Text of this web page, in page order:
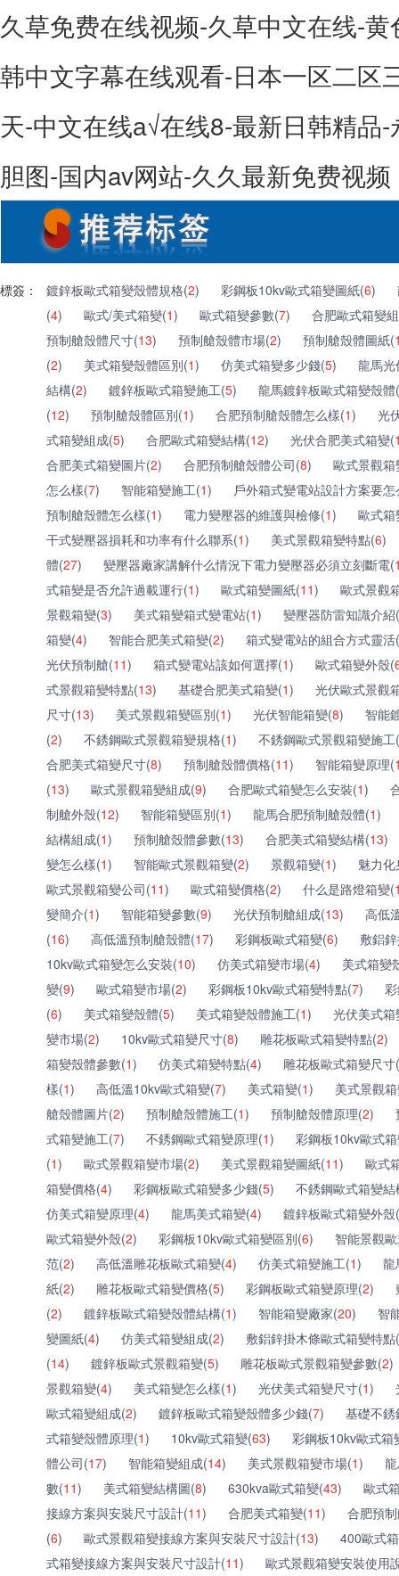
久草免费在线视频-久草中文在线-
韩中文字幕在线观看-日本一区二区
天-中文在线а√在线8-最新日韩精
胆图-国内av网站-久久最新免费视频
標簽： 鍍鋅板歐式箱變殼體規格(2) 彩鋼板10kv歐式箱變圖紙(6)
(4) 歐式/美式箱變(1) 歐式箱變參數(7)
合肥歐式箱變
預制艙殼體尺寸(13) 預制艙殼體市場(2) 預制艙殼體圖紙(
(2) 美式箱變殼體區別(1) 仿美式箱變多少錢(5)
龍馬
結構(2) 鍍鋅板歐式箱變施工(5)
龍馬鍍鋅板歐式箱變殼體(
(12) 預制艙殼體區別(1) 合肥預制艙殼體怎么樣(1)
光
式箱變組成(5) 合肥歐式箱變結構(12) 光伏合肥美式箱變(
合肥美式箱變圖片(2) 合肥預制艙殼體公司(8)
歐式景觀
怎么樣(7) 智能箱變施工(1)
戶外箱式變電站設計方案要
預制艙殼體怎么樣(1) 電力變壓器的維護與檢修(1)
歐式
干式變壓器損耗和功率有什么聯系(1) 美式景觀箱變特點(6)
體(27) 變壓器廠家講解什么情況下電力變壓器必須立刻斷電(
式箱變是否允許過載運行(1) 歐式箱變圖紙(11)
歐式景觀
景觀箱變(3) 美式箱變箱式變電站(1)
變壓器防雷知識介紹(
箱變(4) 智能合肥美式箱變(2)
箱式變電站的組合方式靈活(
光伏預制艙(11) 箱式變電站該如何選擇(1) 歐式箱變外殼(
式景觀箱變特點(13) 基礎合肥美式箱變(1)
光伏歐式景觀
尺寸(13) 美式景觀箱變區別(1) 光伏智能箱變(8)
智能
(2) 不銹鋼歐式景觀箱變規格(1)
不銹鋼歐式景觀箱變施工(
合肥美式箱變尺寸(8) 預制艙殼體價格(11) 智能箱變原理(
(13) 歐式景觀箱變組成(9) 合肥歐式箱變怎么安裝(1)
制艙外殼(12) 智能箱變區別(1) 龍馬合肥預制艙殼體(1)
結構組成(1) 預制艙殼體參數(13) 合肥美式箱變結構(13)
變怎么樣(1) 智能歐式景觀箱變(2) 景觀箱變(1)
魅力
歐式景觀箱變公司(11) 歐式箱變價格(2) 什么是路燈箱變(
變簡介(1) 智能箱變參數(9) 光伏預制艙組成(13)
高低
(16) 高低溫預制艙殼體(17) 彩鋼板歐式箱變(6)
敷鋁
10kv歐式箱變怎么安裝(10) 仿美式箱變市場(4)
美式箱變
變(9) 歐式箱變市場(2) 彩鋼板10kv歐式箱變特點(7)
(6) 美式箱變殼體(5) 美式箱變殼體施工(1)
光伏美式
變市場(2) 10kv歐式箱變尺寸(8) 雕花板歐式箱變特點(2)
箱變殼體參數(1) 仿美式箱變特點(4)
雕花板歐式箱變尺寸(
樣(1) 高低溫10kv歐式箱變(7) 美式箱變(1)
美式景觀
艙殼體圖片(2) 預制艙殼體施工(1) 預制艙殼體原理(2)
式箱變施工(7) 不銹鋼歐式箱變原理(1)
彩鋼板10kv歐式
(1) 歐式景觀箱變市場(2) 美式景觀箱變圖紙(11)
歐式
箱變價格(4) 彩鋼板歐式箱變多少錢(5)
不銹鋼歐式箱變結
仿美式箱變原理(4) 龍馬美式箱變(4)
鍍鋅板歐式箱變外殼(
歐式箱變外殼(2) 彩鋼板10kv歐式箱變區別(6)
智能景觀
范(2) 高低溫雕花板歐式箱變(4) 仿美式箱變施工(1)
龍
紙(2) 雕花板歐式箱變價格(5) 彩鋼板歐式箱變原理(2)
(2) 鍍鋅板歐式箱變殼體結構(1) 智能箱變廠家(20)
智
變圖紙(4) 仿美式箱變組成(2)
敷鋁鋅掛木條歐式箱變特點(
(14) 鍍鋅板歐式景觀箱變(5) 雕花板歐式景觀箱變參數(2)
景觀箱變(4) 美式箱變怎么樣(1) 光伏美式箱變尺寸(1)
歐式箱變組成(2) 鍍鋅板歐式箱變殼體多少錢(7)
基礎不
式箱變殼體原理(1) 10kv歐式箱變(63)
彩鋼板10kv歐式箱
體公司(17) 智能箱變組成(14) 美式景觀箱變市場(1)
數(11) 美式箱變結構圖(8) 630kva歐式箱變(43)
歐式
接線方案與安裝尺寸設計(11) 合肥美式箱變(11)
合肥預
(6) 歐式景觀箱變接線方案與安裝尺寸設計(13)
400歐式
式箱變接線方案與安裝尺寸設計(11)
歐式景觀箱變安裝使用